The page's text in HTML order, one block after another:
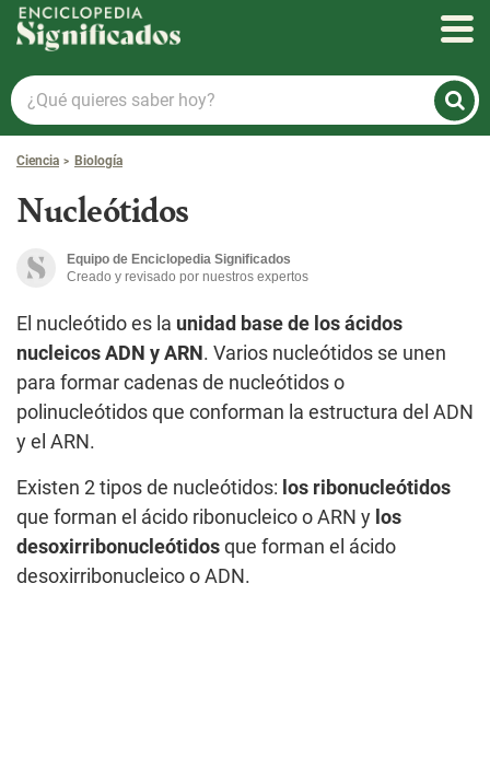
Enciclopedia Significados
¿Qué
quieres
saber
hoy?
Ciencia Biología
Nucleótidos
Equipo de Enciclopedia Significados
Creado y revisado por nuestros expertos
El nucleótido es la unidad base de los ácidos
nucleicos ADN y ARN . Varios nucleótidos se unen
para formar cadenas de nucleótidos o
polinucleótidos que conforman la estructura del ADN
y el ARN.
Existen 2 tipos de nucleótidos: los ribonucleótidos
que forman el ácido ribonucleico o ARN y los
desoxirribonucleótidos que forman el ácido
desoxirribonucleico o ADN.